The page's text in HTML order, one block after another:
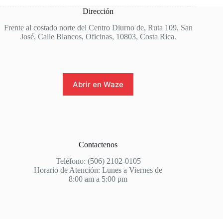
Dirección
Frente al costado norte del Centro Diurno de, Ruta 109, San
José, Calle Blancos, Oficinas, 10803, Costa Rica.
Abrir en Waze
Contactenos
Teléfono: (506) 2102-0105
Horario de Atención: Lunes a Viernes de
8:00 am a 5:00 pm